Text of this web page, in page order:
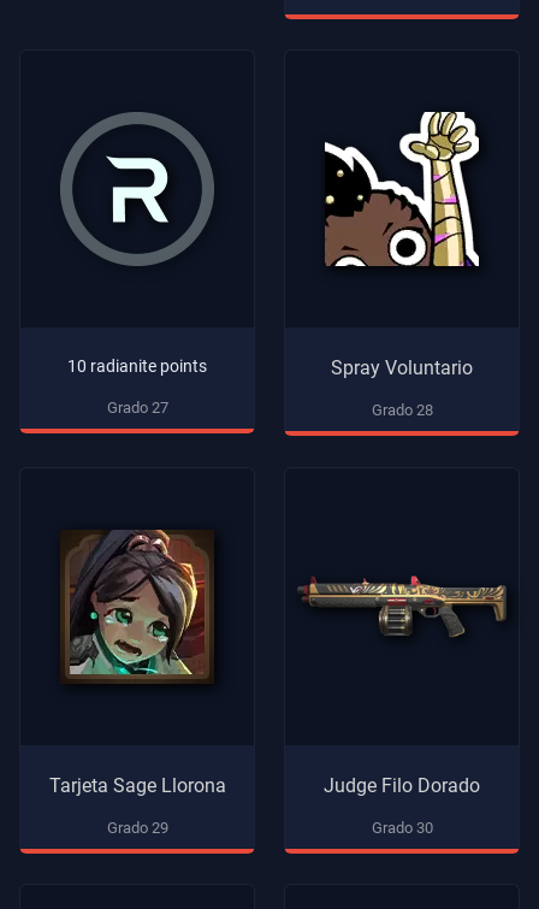
10 radianite points
Grado 27
Spray Voluntario
Grado 28
Tarjeta Sage Llorona
Grado 29
Judge Filo Dorado
Grado 30